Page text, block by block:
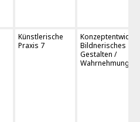
Künstlerische
Praxis 7
Bildnerisches
Gestalten /